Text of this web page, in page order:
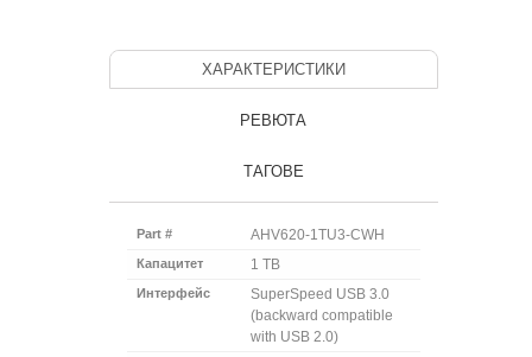
ХАРАКТЕРИСТИКИ
РЕВЮТА
ТАГОВЕ
Part # AHV620-1TU3-CWH
Капацитет 1 TB
Интерфейс
SuperSpeed USB 3.0
(backward compatible
with USB 2.0)